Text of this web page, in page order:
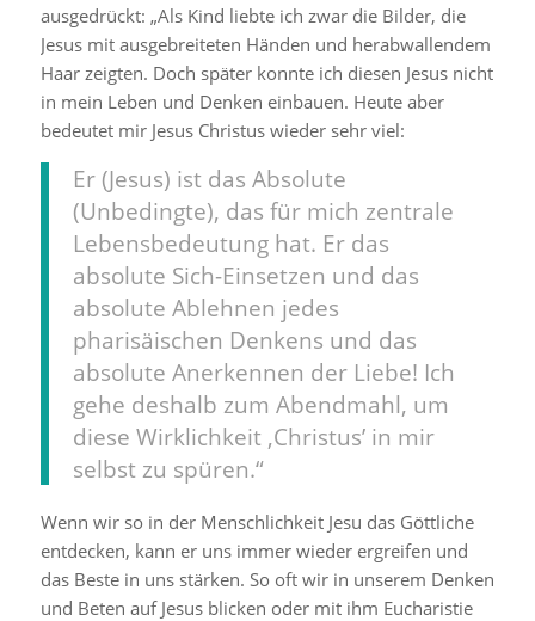
ausgedrückt: „Als Kind liebte ich zwar die Bilder, die
Jesus mit ausgebreiteten Händen und herabwallendem
Haar zeigten. Doch später konnte ich diesen Jesus nicht
in mein Leben und Denken einbauen. Heute aber
bedeutet mir Jesus Christus wieder sehr viel:
Er (Jesus) ist das Absolute
(Unbedingte), das für mich zentrale
Lebensbedeutung hat. Er das
absolute Sich-Einsetzen und das
absolute Ablehnen jedes
pharisäischen Denkens und das
absolute Anerkennen der Liebe! Ich
gehe deshalb zum Abendmahl, um
diese Wirklichkeit ‚Christus’ in mir
selbst zu spüren.“
Wenn wir so in der Menschlichkeit Jesu das Göttliche
entdecken, kann er uns immer wieder ergreifen und
das Beste in uns stärken. So oft wir in unserem Denken
und Beten auf Jesus blicken oder mit ihm Eucharistie